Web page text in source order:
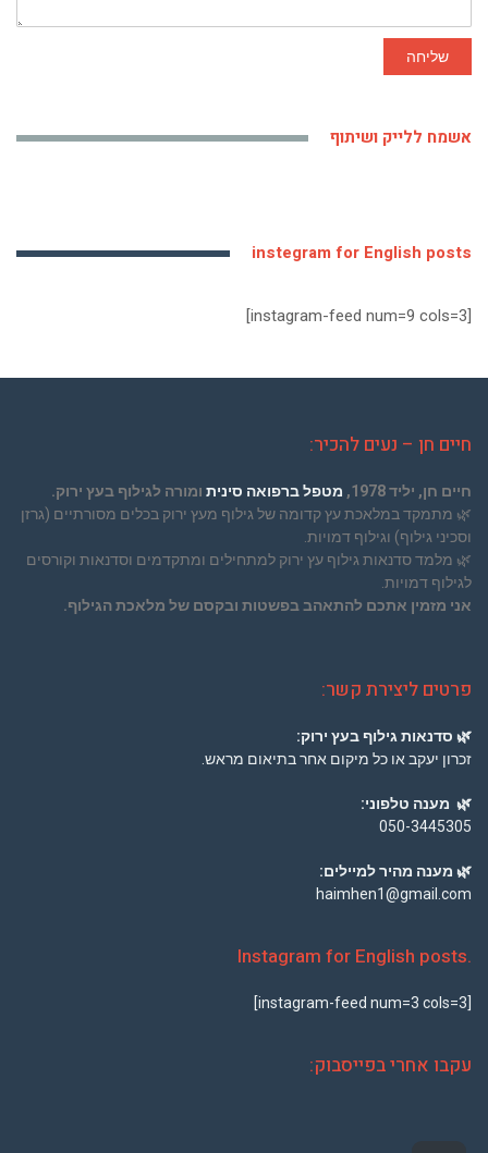
שליחה
אשמח ללייק ושיתוף
instegram for English posts
[instagram-feed num=9 cols=3]
חיים חן – נעים להכיר:
חיים חן, יליד 1978, מטפל ברפואה סינית ומורה לגילוף בעץ ירוק.
🌿 מתמקד במלאכת עץ קדומה של גילוף מעץ ירוק בכלים מסורתיים (גרזן
וסכיני גילוף) וגילוף דמויות.
🌿 מלמד סדנאות גילוף עץ ירוק למתחילים ומתקדמים וסדנאות וקורסים
לגילוף דמויות.
אני מזמין אתכם להתאהב בפשטות ובקסם של מלאכת הגילוף.
פרטים ליצירת קשר:
🌿 סדנאות גילוף בעץ ירוק:
זכרון יעקב או כל מיקום אחר בתיאום מראש.
🌿 מענה טלפוני:
050-3445305
🌿 מענה מהיר למיילים:
haimhen1@gmail.com
.Instagram for English posts
עקבו אחרי בפייסבוק: